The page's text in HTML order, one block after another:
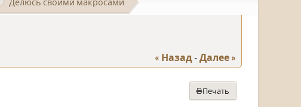
« Назад - Далее »
Печать